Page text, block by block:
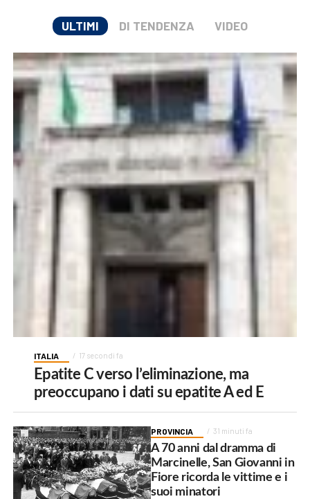
ULTIMI DI TENDENZA VIDEO
ITALIA 17 secondi fa
Epatite C verso l’eliminazione, ma
preoccupano i dati su epatite A ed E
PROVINCIA 31 minuti fa
A 70 anni dal dramma di
Marcinelle, San Giovanni in
Fiore ricorda le vittime e i
suoi minatori